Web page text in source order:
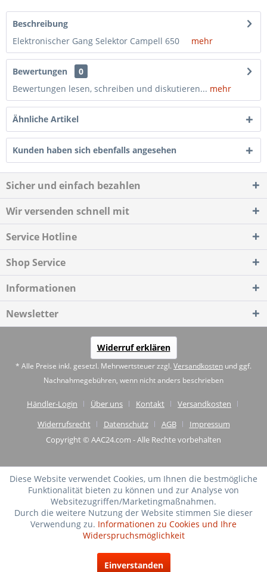
Beschreibung
Elektronischer Gang Selektor Campell 650 mehr
Bewertungen
0
Bewertungen lesen, schreiben und diskutieren... mehr
Ähnliche Artikel
Kunden haben sich ebenfalls angesehen
Sicher und einfach bezahlen
Wir versenden schnell mit
Service Hotline
Shop Service
Informationen
Newsletter
Widerruf erklären
* Alle Preise inkl. gesetzl. Mehrwertsteuer zzgl. Versandkosten und ggf.
Nachnahmegebühren, wenn nicht anders beschrieben
Händler-Login Über uns Kontakt
Versandkosten
Widerrufsrecht
Datenschutz AGB
Impressum
Copyright © AAC24.com - Alle Rechte vorbehalten
Diese Website verwendet Cookies, um Ihnen die bestmögliche
Funktionalität bieten zu können und zur Analyse von
Websitezugriffen/Marketingmaßnahmen.
Durch die weitere Nutzung der Website stimmen Sie dieser
Verwendung zu. Informationen zu Cookies und Ihre
Widerspruchsmöglichkeit
Einverstanden
(4.75 / 5)
Bewertungen bei: shopvote.de ⓘ